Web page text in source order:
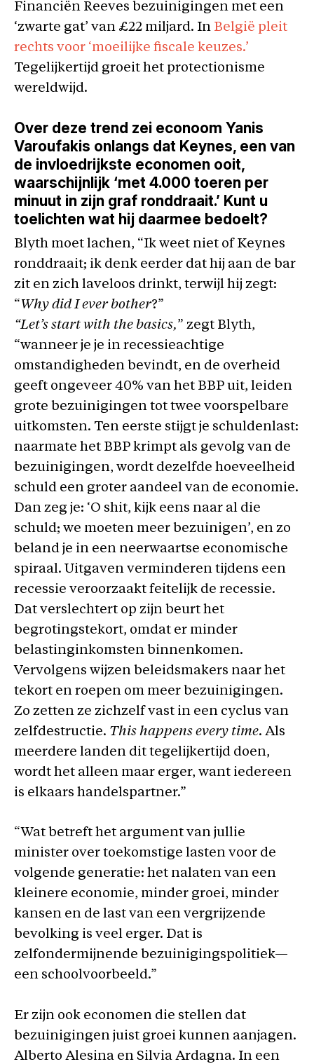
Financiën Reeves bezuinigingen met een
‘zwarte gat’ van £22 miljard. In België pleit
rechts voor ‘moeilijke fiscale keuzes.’
Tegelijkertijd groeit het protectionisme
wereldwijd.
Over deze trend zei econoom Yanis
Varoufakis onlangs dat Keynes, een van
de invloedrijkste economen ooit,
waarschijnlijk ‘met 4.000 toeren per
minuut in zijn graf ronddraait.’ Kunt u
toelichten wat hij daarmee bedoelt?
Blyth moet lachen, “Ik weet niet of Keynes
ronddraait; ik denk eerder dat hij aan de bar
zit en zich laveloos drinkt, terwijl hij zegt:
“Why did I ever bother?”
“Let’s start with the basics,” zegt Blyth,
“wanneer je je in recessieachtige
omstandigheden bevindt, en de overheid
geeft ongeveer 40% van het BBP uit, leiden
grote bezuinigingen tot twee voorspelbare
uitkomsten. Ten eerste stijgt je schuldenlast:
naarmate het BBP krimpt als gevolg van de
bezuinigingen, wordt dezelfde hoeveelheid
schuld een groter aandeel van de economie.
Dan zeg je: ‘O shit, kijk eens naar al die
schuld; we moeten meer bezuinigen’, en zo
beland je in een neerwaartse economische
spiraal. Uitgaven verminderen tijdens een
recessie veroorzaakt feitelijk de recessie.
Dat verslechtert op zijn beurt het
begrotingstekort, omdat er minder
belastinginkomsten binnenkomen.
Vervolgens wijzen beleidsmakers naar het
tekort en roepen om meer bezuinigingen.
Zo zetten ze zichzelf vast in een cyclus van
zelfdestructie. This happens every time. Als
meerdere landen dit tegelijkertijd doen,
wordt het alleen maar erger, want iedereen
is elkaars handelspartner.”
“Wat betreft het argument van jullie
minister over toekomstige lasten voor de
volgende generatie: het nalaten van een
kleinere economie, minder groei, minder
kansen en de last van een vergrijzende
bevolking is veel erger. Dat is
zelfondermijnende bezuinigingspolitiek—
een schoolvoorbeeld.”
Er zijn ook economen die stellen dat
bezuinigingen juist groei kunnen aanjagen.
Alberto Alesina en Silvia Ardagna. In een